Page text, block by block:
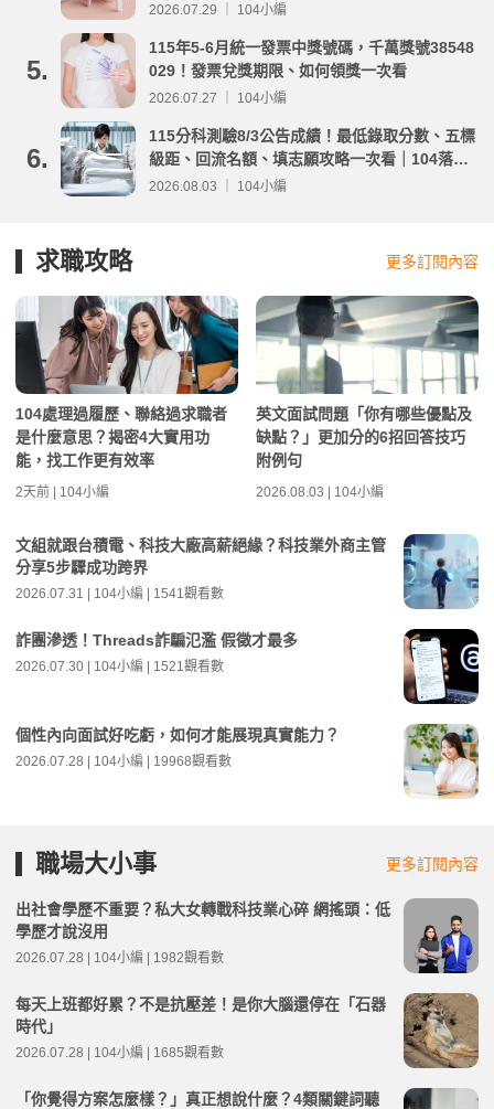
2026.07.29 ｜ 104小編
5.
115年5-6月統一發票中獎號碼，千萬獎號38548
029！發票兌獎期限、如何領獎一次看
2026.07.27 ｜ 104小編
6.
115分科測驗8/3公告成績！最低錄取分數、五標
級距、回流名額、填志願攻略一次看｜104落點
分析
2026.08.03 ｜ 104小編
求職攻略 更多訂閱內容
104處理過履歷、聯絡過求職者
是什麼意思？揭密4大實用功
能，找工作更有效率
2天前 | 104小編
英文面試問題「你有哪些優點及
缺點？」更加分的6招回答技巧
附例句
2026.08.03 | 104小編
文組就跟台積電、科技大廠高薪絕緣？科技業外商主管
分享5步驟成功跨界
2026.07.31 | 104小編 | 1541觀看數
詐團滲透！Threads詐騙氾濫 假徵才最多
2026.07.30 | 104小編 | 1521觀看數
個性內向面試好吃虧，如何才能展現真實能力？
2026.07.28 | 104小編 | 19968觀看數
職場大小事 更多訂閱內容
出社會學歷不重要？私大女轉戰科技業心碎 網搖頭：低
學歷才說沒用
2026.07.28 | 104小編 | 1982觀看數
每天上班都好累？不是抗壓差！是你大腦還停在「石器
時代」
2026.07.28 | 104小編 | 1685觀看數
「你覺得方案怎麼樣？」真正想說什麼？4類關鍵詞聽